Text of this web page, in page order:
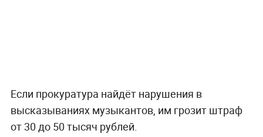
Если прокуратура найдёт нарушения в
высказываниях музыкантов, им грозит штраф
от 30 до 50 тысяч рублей.